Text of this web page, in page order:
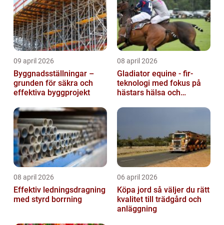
09 april 2026
Byggnadsställningar –
grunden för säkra och
effektiva byggprojekt
08 april 2026
Gladiator equine - fir-
teknologi med fokus på
hästars hälsa och
08 april 2026
Effektiv ledningsdragning
med styrd borrning
06 april 2026
Köpa jord så väljer du rätt
kvalitet till trädgård och
anläggning